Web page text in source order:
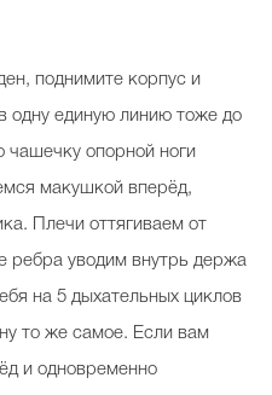
поднимите корпус и
одну единую линию тоже до
чашечку опорной ноги
макушкой вперёд,
Плечи оттягиваем от
уводим внутрь держа
на 5 дыхательных циклов
то же самое. Если вам
и одновременно